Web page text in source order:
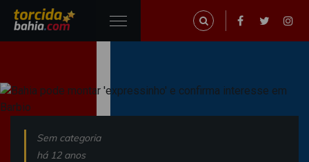
Sem categoria
há 12 anos